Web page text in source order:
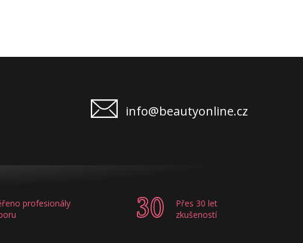
info@beautyonline.cz
profesionály
Přes 30 let
zkušeností